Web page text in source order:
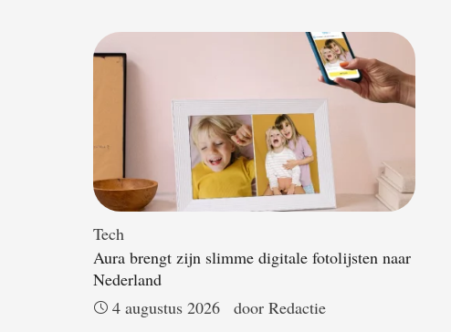
Tech
Aura brengt zijn slimme digitale fotolijsten naar
Nederland
4 augustus 2026
door Redactie